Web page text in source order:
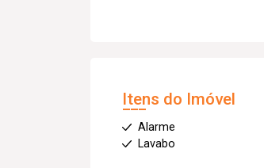
Itens do Imóvel
Alarme
Lavabo